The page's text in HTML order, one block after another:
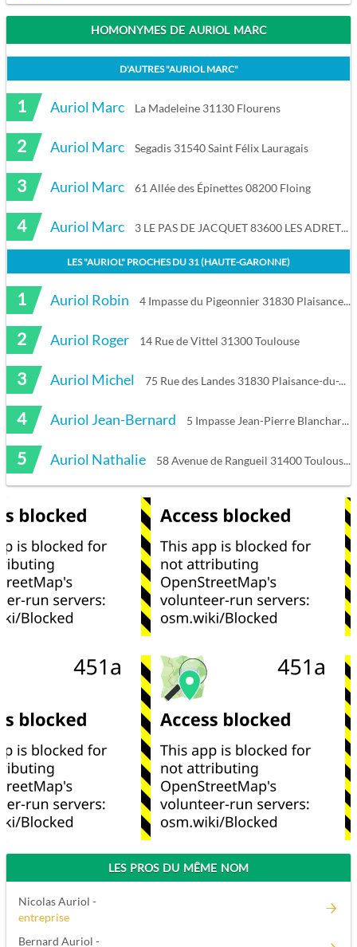
HOMONYMES DE AURIOL MARC
D'AUTRES "AURIOL MARC"
1 Auriol Marc La Madeleine 31130 Flourens
2 Auriol Marc Segadis 31540 Saint Félix Lauragais
3 Auriol Marc 61 Allée des Épinettes 08200 Floing
4 Auriol Marc 3 LE PAS DE JACQUET 83600 LES ADRETS DE L ESTEREL
LES "AURIOL" PROCHES DU31 (HAUTE-GARONNE)
1 Auriol Robin 4 Impasse du Pigeonnier 31830 Plaisance-du-Touch
2 Auriol Roger 14 Rue de Vittel 31300 Toulouse
3 Auriol Michel 75 Rue des Landes 31830 Plaisance-du-Touch
4 Auriol Jean-Bernard 5 Impasse Jean-Pierre Blanchard 31400 Toulouse
5 Auriol Nathalie 58 Avenue de Rangueil 31400 Toulouse
LES PROS DU MÊME NOM
Nicolas Auriol -
entreprise
Bernard Auriol -